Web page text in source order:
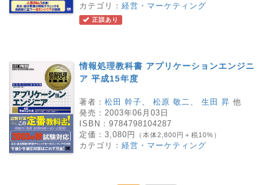
カテゴリ： 経営・マーケティング
正誤あり
情報処理教科書 アプリケーションエンジニ
ア 平成15年度
著者： 松田 幹子、 松原 敬二、 生田 昇 他
発売： 2003年06月03日
ISBN： 9784798104287
定価： 3,080円 （本体2,800円＋税10%）
カテゴリ： 経営・マーケティング